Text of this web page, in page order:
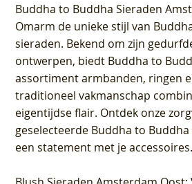
Buddha to Buddha Sieraden
Omarm de unieke stijl van
sieraden. Bekend om zijn
ontwerpen, biedt Buddha to
assortiment armbanden, ringen
traditioneel vakmanschap
eigentijdse flair. Ontdek onze
geselecteerde Buddha to
een statement met je accessoires.